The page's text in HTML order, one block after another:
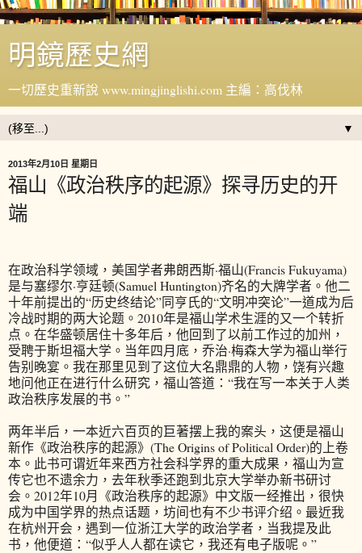
明鏡歷史網
一切歷史重新說 www.mingjinglishi.com 主編：高伐林
▼
2013年2月10日 星期日
福山《政治秩序的起源》探寻历史的开
端
在政治科学领域，美国学者弗朗西斯·福山(Francis Fukuyama)
是与塞缪尔·亨廷顿(Samuel Huntington)齐名的大牌学者。他二
十年前提出的“历史终结论”同亨氏的“文明冲突论”一道成为后
冷战时期的两大论题。2010年是福山学术生涯的又一个转折
点。在华盛顿居住十多年后，他回到了以前工作过的加州，
受聘于斯坦福大学。当年四月底，乔治·梅森大学为福山举行
告别晚宴。我在那里见到了这位大名鼎鼎的人物，饶有兴趣
地问他正在进行什么研究，福山答道：“我在写一本关于人类
政治秩序发展的书。”
两年半后，一本近六百页的巨著摆上我的案头，这便是福山
新作《政治秩序的起源》(The Origins of Political Order)的上卷
本。此书可谓近年来西方社会科学界的重大成果，福山为宣
传它也不遗余力，去年秋季还跑到北京大学举办新书研讨
会。2012年10月《政治秩序的起源》中文版一经推出，很快
成为中国学界的热点话题，坊间也有不少书评介绍。最近我
在杭州开会，遇到一位浙江大学的政治学者，当我提及此
书，他便道：“似乎人人都在读它，我还有电子版呢。”